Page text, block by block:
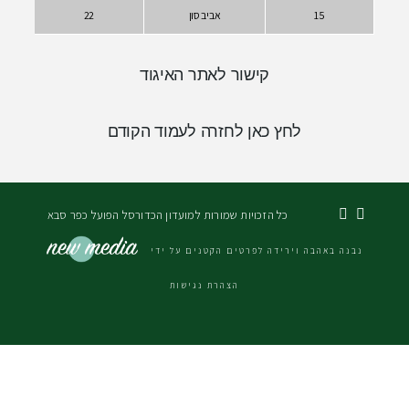
אביב סון 22
כאן לחזרה לעמוד הקודם
הזכויות שמורות למועדון הכדורסל הפועל כפר סבא
לפרטים הקטנים על ידי